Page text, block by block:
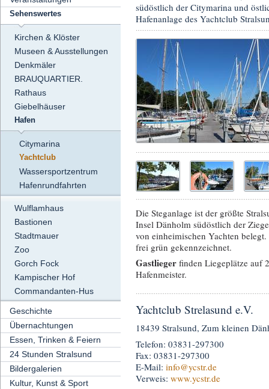
Sehenswertes
Kirchen & Klöster
Museen & Ausstellungen
Denkmäler
BRAUQUARTIER.
Rathaus
Giebelhäuser
Hafen
Citymarina
Yachtclub
Wassersportzentrum
Hafenrundfahrten
Wulflamhaus
Bastionen
Stadtmauer
Zoo
Gorch Fock
Kampischer Hof
Commandanten-Hus
Geschichte
Übernachtungen
Essen, Trinken & Feiern
24 Stunden Stralsund
Bildergalerien
Kultur, Kunst & Sport
südöstlich der Citymarina und
Hafenanlage des Yachtclub
Die Steganlage ist der größte
Insel Dänholm südöstlich der
von einheimischen Yachten
frei grün gekennzeichnet.
Gastlieger finden Liegeplätze auf
Hafenmeister.
Yachtclub Strelasund e.V.
18439 Stralsund, Zum kleinen
Telefon: 03831-297300
Fax: 03831-297300
E-Mail: info@ycstr.de
Verweis: www.ycstr.de